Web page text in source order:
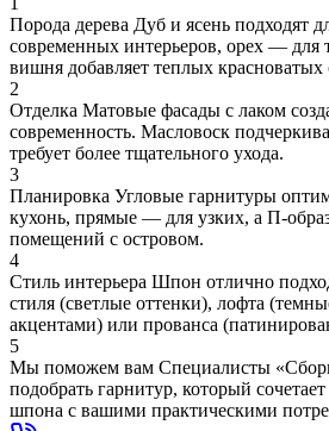
Порода дерева Дуб и ясень подходят
современных интерьеров, орех — для
вишня добавляет теплых красноватых
2
Отделка Матовые фасады с лаком
современность. Масловоск
требует более тщательного ухода.
3
Планировка Угловые гарнитуры
кухонь, прямые — для узких, а П-
помещений с островом.
4
Стиль интерьера Шпон отлично
стиля (светлые оттенки), лофта
акцентами) или прованса
5
Мы поможем вам Специалисты
подобрать гарнитур, который
шпона с вашими практическими